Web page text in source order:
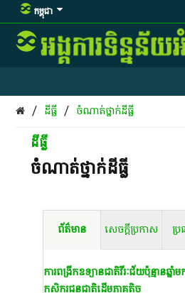
កម្ពុជា
/ ដីធ្លី / ចំណាត់ថ្នាក់ដីធ្លី
ដីធ្លី
ចំណាត់ថ្នាក់ដីធ្លី
ព័ត៌មាន
សេចក្តីប្រកាស ប្
ការ​ពង្រីក​ឧទ្យាន​ជាតិ​វី​រៈ​ជ័យ​ប៉ុន្មាន​ឆ្ន
កសិករ​ជនជាតិ​ដើម​ភាគតិច​